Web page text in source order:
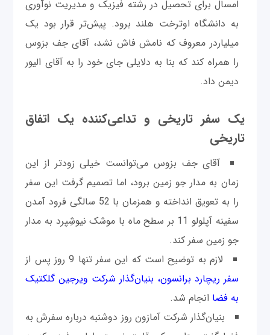
امسال برای تحصیل در رشته فیزیک و مدیریت نوآوری
به دانشگاه اوترخت هلند برود. پیش‌تر قرار بود یک
‌میلیاردر معروف که نامش فاش نشد، ‌آقای جف بزوس
را همراه کند که بنا به دلایلی جای خود را به آقای الیور
دیمن داد.
یک سفر تاریخی و تداعی‌کننده یک اتفاق
تاریخی
آقای جف بزوس می‌توانست خیلی زودتر از این
زمان به مدار جو زمین برود، اما تصمیم گرفت این سفر
را به تعویق انداخته و همزمان با 52 سالگی فرود آمدن
سفینه آپلولو 11 بر سطح ماه با موشک نیوشِپرد به مدار
جو زمین سفر کند.
لازم به توضیح است که این سفر تنها 9 روز پس از
سفر ریچارد برانسون، بنیان‌گذار شرکت ویرجین گلکتیک
به فضا انجام شد.
بنیان‌گذار شرکت آمازون روز دوشنبه درباره سفرش به